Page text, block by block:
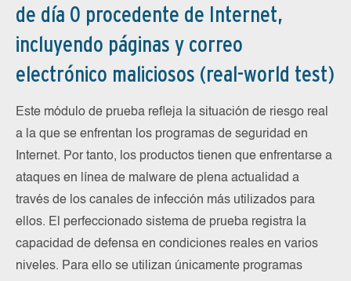
de día 0 procedente de Internet,
incluyendo páginas y correo
electrónico maliciosos (real-world test)
Este módulo de prueba refleja la situación de riesgo real
a la que se enfrentan los programas de seguridad en
Internet. Por tanto, los productos tienen que enfrentarse a
ataques en línea de malware de plena actualidad a
través de los canales de infección más utilizados para
ellos. El perfeccionado sistema de prueba registra la
capacidad de defensa en condiciones reales en varios
niveles. Para ello se utilizan únicamente programas